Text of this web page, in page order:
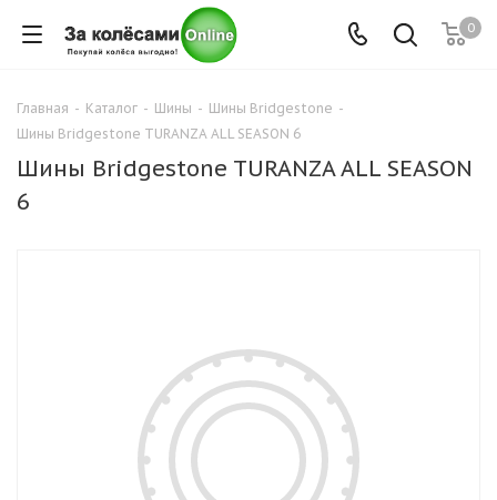
0
Главная - Каталог - Шины - Шины Bridgestone -
Шины Bridgestone TURANZA ALL SEASON 6
Шины Bridgestone TURANZA ALL SEASON
6